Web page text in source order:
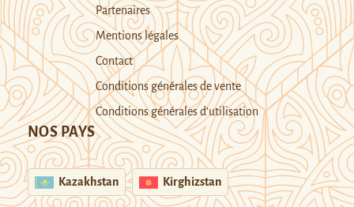
Partenaires
Mentions légales
Contact
Conditions générales de vente
Conditions générales d’utilisation
NOS PAYS
Kazakhstan Kirghizstan